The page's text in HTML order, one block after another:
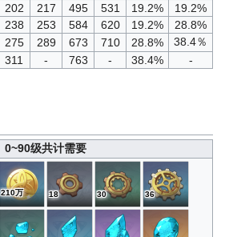
202 217 495 531 19.2%
19.2%
238 253 584 620 19.2%
28.8%
275 289 673 710 28.8%
38.4％
311 - 763 - 38.4% -
0~90级共计需要
210万 18 30 36